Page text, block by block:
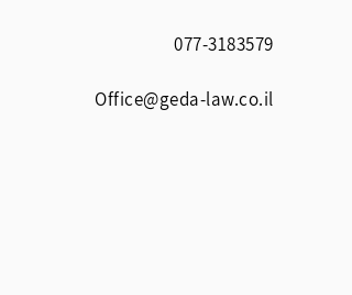
077-3183579
Office@geda-law.co.il